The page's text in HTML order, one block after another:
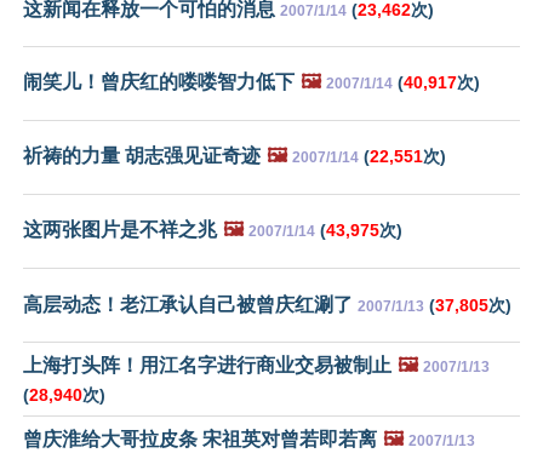
这新闻在释放一个可怕的消息 2007/1/14 (23,462次)
闹笑儿！曾庆红的喽喽智力低下 🖼️ 2007/1/14 (40,917次)
祈祷的力量 胡志强见证奇迹 🖼️ 2007/1/14 (22,551次)
这两张图片是不祥之兆 🖼️ 2007/1/14 (43,975次)
高层动态！老江承认自己被曾庆红涮了 2007/1/13 (37,805次)
上海打头阵！用江名字进行商业交易被制止 🖼️ 2007/1/13
(28,940次)
曾庆淮给大哥拉皮条 宋祖英对曾若即若离 🖼️ 2007/1/13